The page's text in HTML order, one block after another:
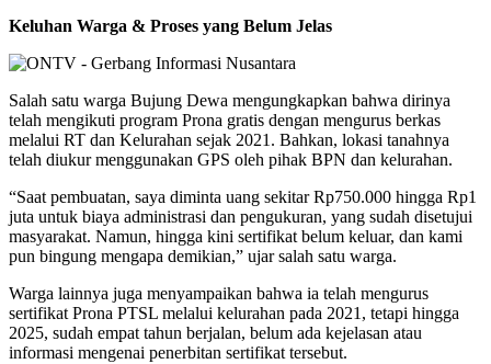
Keluhan Warga & Proses yang Belum Jelas
Salah satu warga Bujung Dewa mengungkapkan bahwa dirinya
telah mengikuti program Prona gratis dengan mengurus berkas
melalui RT dan Kelurahan sejak 2021. Bahkan, lokasi tanahnya
telah diukur menggunakan GPS oleh pihak BPN dan kelurahan.
“Saat pembuatan, saya diminta uang sekitar Rp750.000 hingga Rp1
juta untuk biaya administrasi dan pengukuran, yang sudah disetujui
masyarakat. Namun, hingga kini sertifikat belum keluar, dan kami
pun bingung mengapa demikian,” ujar salah satu warga.
Warga lainnya juga menyampaikan bahwa ia telah mengurus
sertifikat Prona PTSL melalui kelurahan pada 2021, tetapi hingga
2025, sudah empat tahun berjalan, belum ada kejelasan atau
informasi mengenai penerbitan sertifikat tersebut.